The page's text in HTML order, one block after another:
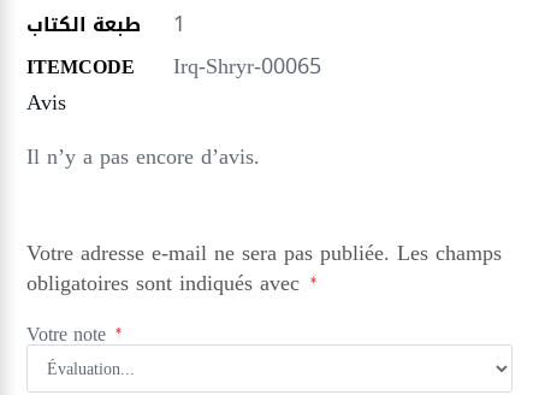
طبعة الكتاب 1
ITEMCODE
Irq-Shryr-00065
Avis
Il n’y a pas encore d’avis.
Votre adresse e-mail ne sera pas publiée. Les champs
obligatoires sont indiqués avec *
Votre note *